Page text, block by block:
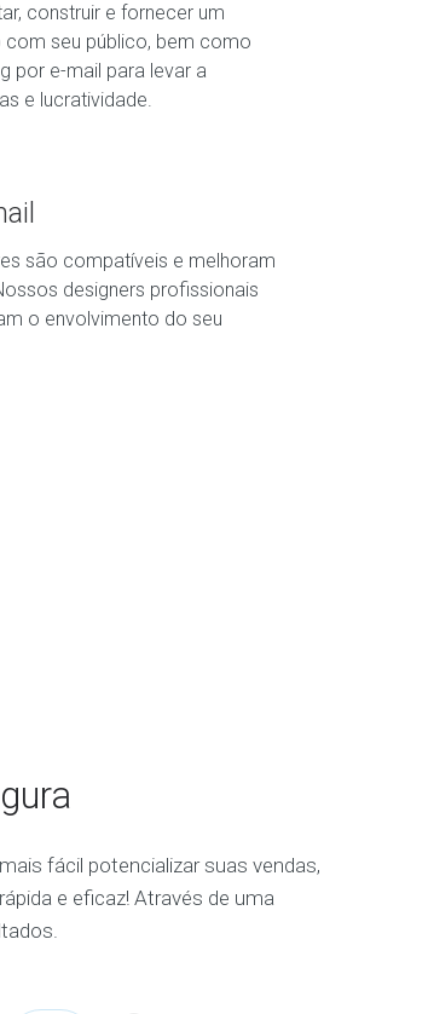
construir e fornecer um
seu público, bem como
por e-mail para levar a
e lucratividade.
são compatíveis e melhoram
designers profissionais
o envolvimento do seu
fácil potencializar suas vendas,
e eficaz! Através de uma